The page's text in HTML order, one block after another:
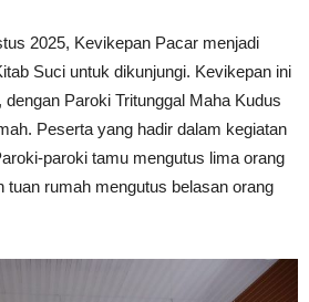
2025, Kevikepan Pacar menjadi
Suci untuk dikunjungi. Kevikepan ini
Paroki Tritunggal Maha Kudus
Peserta yang hadir dalam kegiatan
paroki tamu mengutus lima orang
tuan rumah mengutus belasan orang